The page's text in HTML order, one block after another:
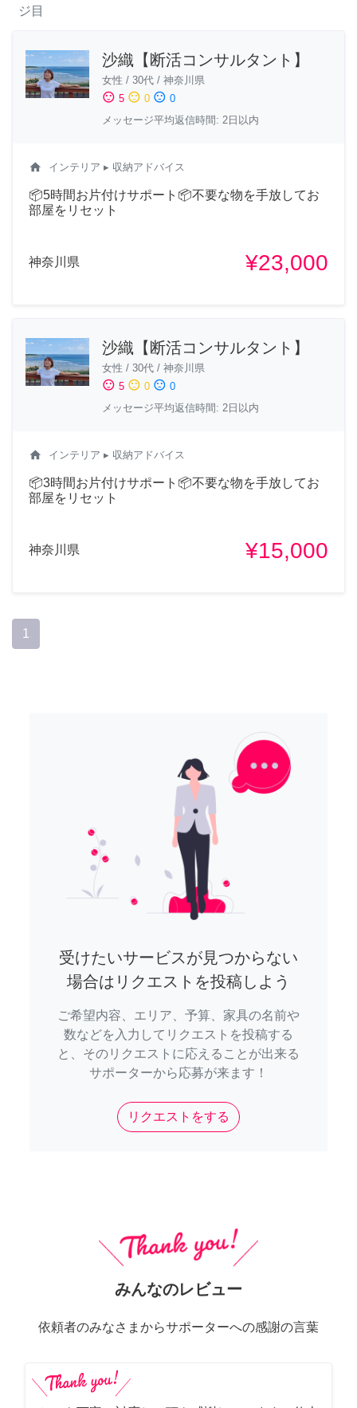
ジ目
沙織【断活コンサルタント】
女性 / 30代 / 神奈川県
sentiment_satisfied 5 sentiment_neutral 0 sentiment_dissatisfied 0
メッセージ平均返信時間: 2日以内
home インテリア ▸ 収納アドバイス
📦5時間お片付けサポート📦不要な物を手放してお
部屋をリセット
神奈川県 ¥23,000
沙織【断活コンサルタント】
女性 / 30代 / 神奈川県
sentiment_satisfied 5 sentiment_neutral 0 sentiment_dissatisfied 0
メッセージ平均返信時間: 2日以内
home インテリア ▸ 収納アドバイス
📦3時間お片付けサポート📦不要な物を手放してお
部屋をリセット
神奈川県 ¥15,000
1
受けたいサービスが見つからない
場合はリクエストを投稿しよう
ご希望内容、エリア、予算、家具の名前や
数などを入力してリクエストを投稿する
と、そのリクエストに応えることが出来る
サポーターから応募が来ます！
リクエストをする
みんなのレビュー
依頼者のみなさまからサポーターへの感謝の言葉